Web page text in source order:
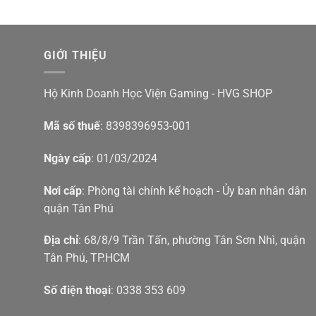
Reset Service:
Animal Crossing: New Horizons – Nintendo Switch 2
đẹp hơn, điều khiển linh hoạt hơn, tính năng xã hội
lối chơi thư giãn, sáng tạo trên đảo của riêng mình.
Mua Game Animal Crossing:
Hiện game đang được phân phối tại HVG Shop, liên
Website:https://hocviengaming.vn/
facebook.com/
GIỚI THIỆU
Hộ Kinh Doanh Học Viện Gaming - HVG SHOP
Mã số thuế: 8398396953-001
Ngày cấp: 01/03/2024
Nơi cấp: Phòng tài chính kế hoạch - Ủy ban nhân dân
quận Tân Phú
Địa chỉ: 68/8/9 Trần Tấn, phường Tân Sơn Nhì, quận
Tân Phú, TP.HCM
Số điện thoại: 0338 353 609